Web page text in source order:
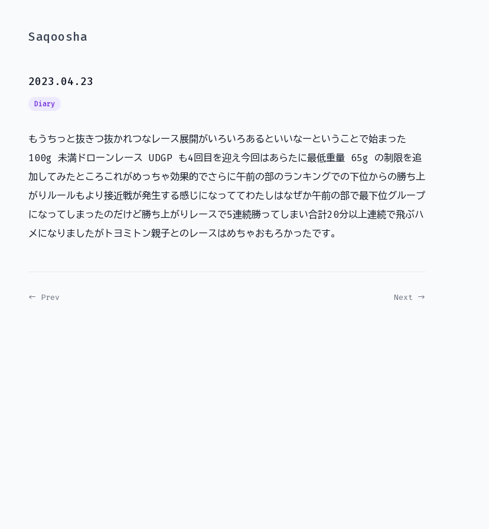
Saqoosha
2023.04.23
Diary
もうちっと抜きつ抜かれつなレース展開がいろいろあるといいなーということで始まった
100g 未満ドローンレース UDGP も4回目を迎え今回はあらたに最低重量 65g の制限を追
加してみたところこれがめっちゃ効果的でさらに午前の部のランキングでの下位からの勝ち上
がりルールもより接近戦が発生する感じになっててわたしはなぜか午前の部で最下位グループ
になってしまったのだけど勝ち上がりレースで5連続勝ってしまい合計20分以上連続で飛ぶハ
メになりましたがトヨミトン親子とのレースはめちゃおもろかったです。
← Prev Next →